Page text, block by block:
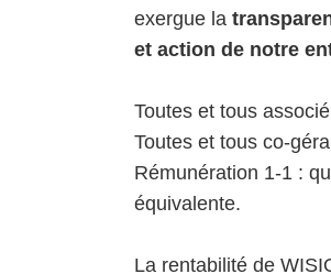
exergue la
et action de notre
Toutes et tous
Toutes et tous co-
Rémunération 1-1 :
équivalente.
La rentabilité de